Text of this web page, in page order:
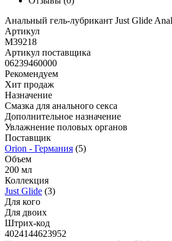
Анальный гель-лубрикант Just Glide
Артикул
M39218
Артикул поставщика
06239460000
Рекомендуем
Хит продаж
Назначение
Смазка для анального секса
Дополнительное назначение
Увлажнение половых органов
Поставщик
Orion - Германия (5)
Объем
200 мл
Коллекция
Just Glide (3)
Для кого
Для двоих
Штрих-код
4024144623952